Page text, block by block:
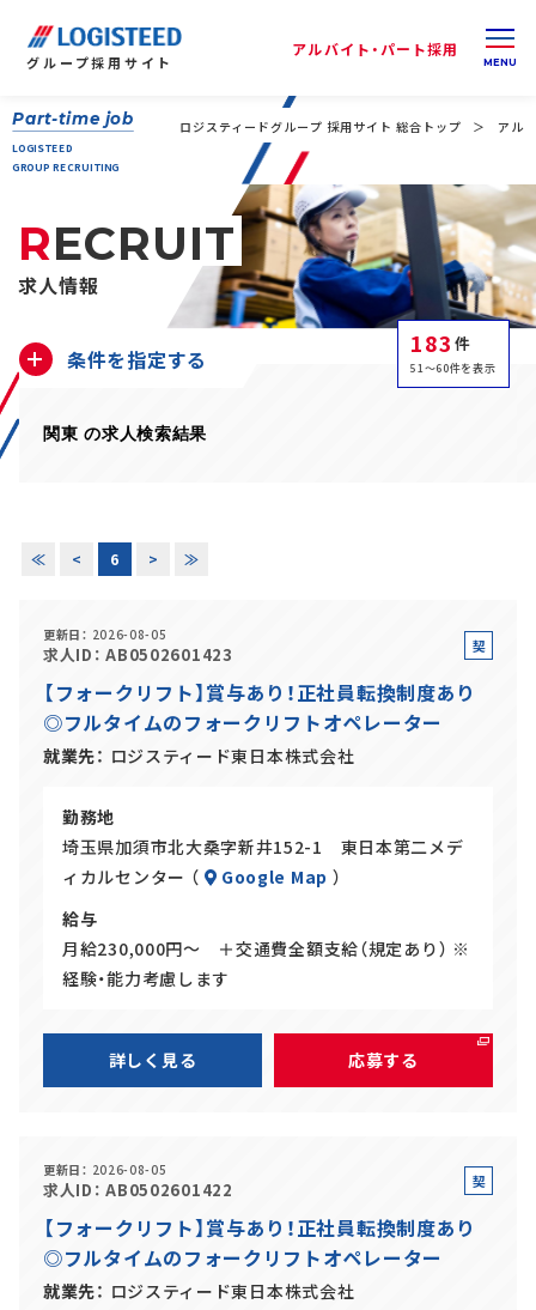
グループ採用サイト
アルバイト・パート採用
正社員(中途)採用
アルバイト・パート採用
SHARE
Part-time job
LOGISTEED
GROUP RECRUITING
ロジスティードグループ 採用サイト 総合トップ アル
RECRUIT
求人情報
183 件
51～60件を表示
条件を指定する
関東 の求人検索結果
≪ < 6 > ≫
更新日 2026-08-05
求人ID AB0502601423
契
【フォークリフト】賞与あり！正社員転換制度あり
◎フルタイムのフォークリフトオペレーター
就業先 ロジスティード東日本株式会社
勤務地
埼玉県加須市北大桑字新井152-1 東日本第二メデ
ィカルセンター （
Google Map ）
給与
月給230,000円～ ＋交通費全額支給（規定あり） ※
経験・能力考慮します
詳しく見る 応募する
更新日 2026-08-05
求人ID AB0502601422
契
【フォークリフト】賞与あり！正社員転換制度あり
◎フルタイムのフォークリフトオペレーター
就業先 ロジスティード東日本株式会社